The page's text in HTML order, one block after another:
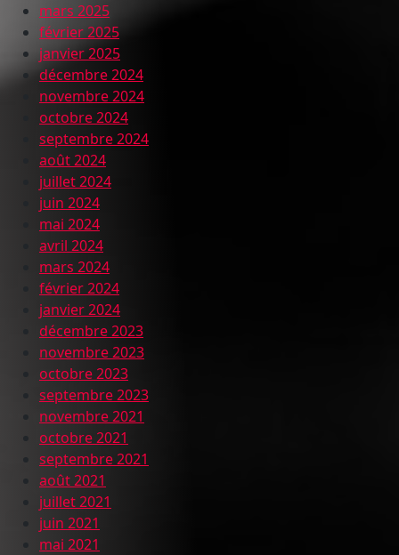
mars 2025
février 2025
janvier 2025
décembre 2024
novembre 2024
octobre 2024
septembre 2024
août 2024
juillet 2024
juin 2024
mai 2024
avril 2024
mars 2024
février 2024
janvier 2024
décembre 2023
novembre 2023
octobre 2023
septembre 2023
novembre 2021
octobre 2021
septembre 2021
août 2021
juillet 2021
juin 2021
mai 2021